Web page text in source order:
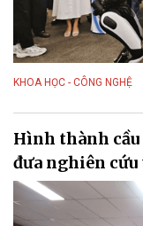
KHOA HỌC - CÔNG NGHỆ
Hình thành cầu
đưa nghiên